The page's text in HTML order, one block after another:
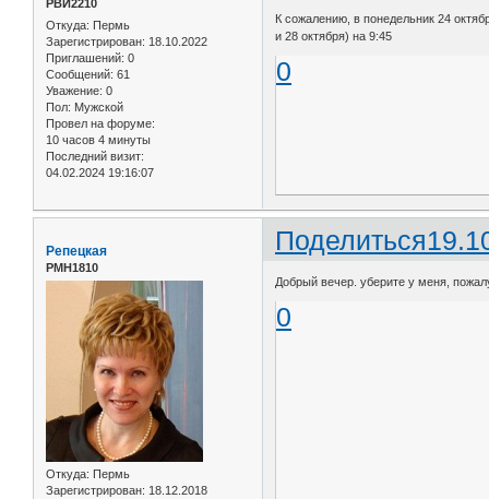
РВИ2210
Откуда: Пермь
Зарегистрирован: 18.10.2022
Приглашений: 0
Сообщений: 61
Уважение: 0
Пол: Мужской
Провел на форуме:
10 часов 4 минуты
Последний визит:
04.02.2024 19:16:07
К сожалению, в понедельник 24
и 28 октября) на 9:45
0
Поделиться
Репецкая
РМН1810
Откуда: Пермь
Зарегистрирован: 18.12.2018
Добрый вечер. уберите у меня,
0